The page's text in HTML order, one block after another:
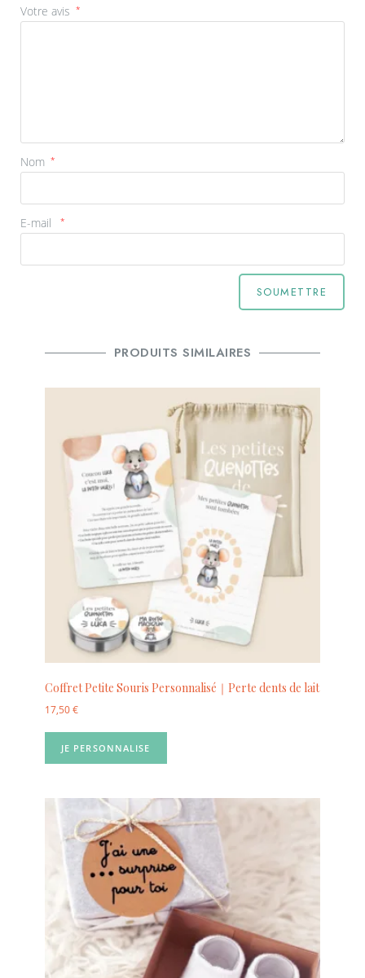
Votre avis *
Nom *
E-mail *
PRODUITS SIMILAIRES
Coffret Petite Souris Personnalisé｜Perte dents de lait
17,50€
JE PERSONNALISE